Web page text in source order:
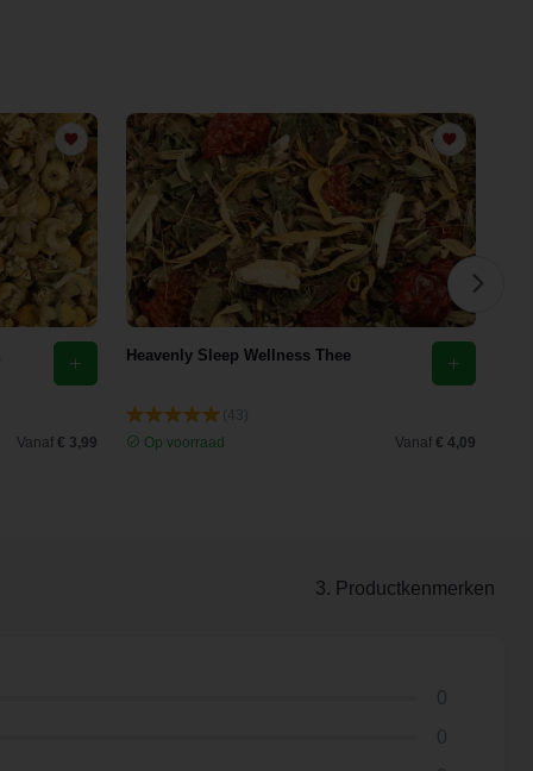
Vanaf € 3,99
Heavenly Sleep Wellness Thee
Op voorraad
Vanaf € 4,09
3. Productkenmerken